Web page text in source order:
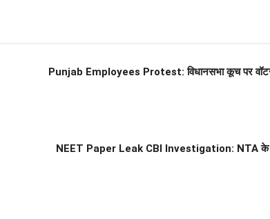
Punjab Employees Protest: विधानसभा कूच पर वॉटर
NEET Paper Leak CBI Investigation: NTA के